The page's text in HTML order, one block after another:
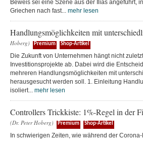
Beweis sei eine Szene aus der Ilias angeführt,
Griechen nach fast... mehr lesen
Handlungsmöglichkeiten mit
Hoberg)
Premium Shop-Artikel
Die Zukunft von Unternehmen hängt nicht
Investitionsprojekte ab. Dabei wird die
mehreren Handlungsmöglichkeiten mit
herausgesucht werden soll. 1. Einleitung
isoliert... mehr lesen
Controllers Trickkiste: 1%-Regel in der
(Dr. Peter Hoberg) Premium Shop-Artikel
In schwierigen Zeiten, wie während der